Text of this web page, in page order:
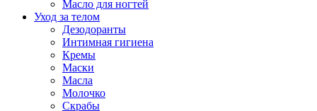
Масло для ногтей
Уход за телом
Дезодоранты
Интимная гигиена
Кремы
Маски
Масла
Молочко
Скрабы